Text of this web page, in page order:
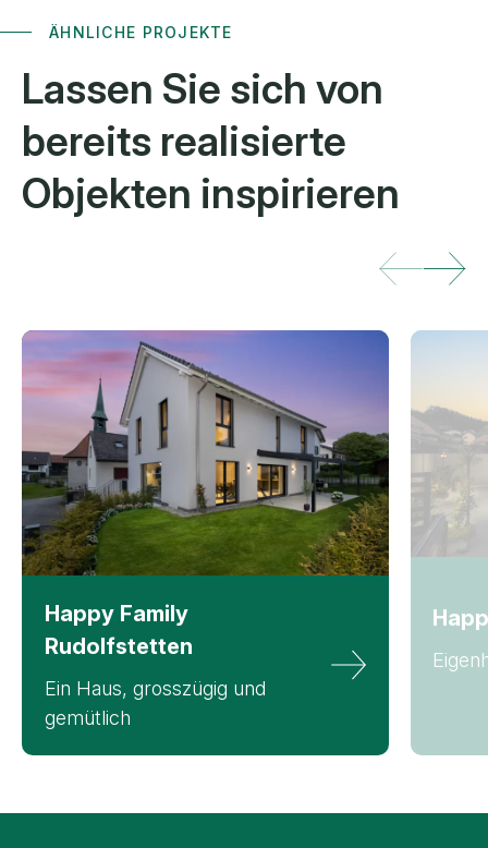
ÄHNLICHE PROJEKTE
Lassen Sie sich von
bereits realisierte
Objekten inspirieren
Happy Family
Rudolfstetten
Ein Haus, grosszügig und
gemütlich